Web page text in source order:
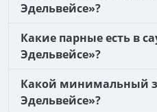
Эдельвейсе»?
Какие парные есть в
Эдельвейсе»?
Какой минимальный
Эдельвейсе»?